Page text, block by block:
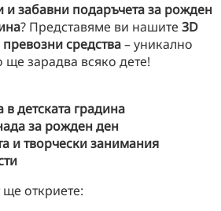
и забавни подаръчета за рожден
? Представяме ви нашите 3D
средства– уникално
зарадва всяко дете!
детската градина
за рожден ден
и творчески занимания
откриете: